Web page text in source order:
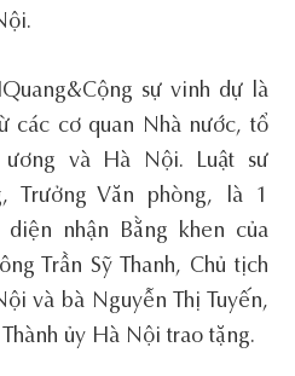
sự vinh dự là
các cơ quan Nhà nước, tổ
và Hà Nội. Luật sư
Trưởng Văn phòng, là 1
nhận Bằng khen của
Trần Sỹ Thanh, Chủ tịch
và bà Nguyễn Thị Tuyến,
ủy Hà Nội trao tặng.